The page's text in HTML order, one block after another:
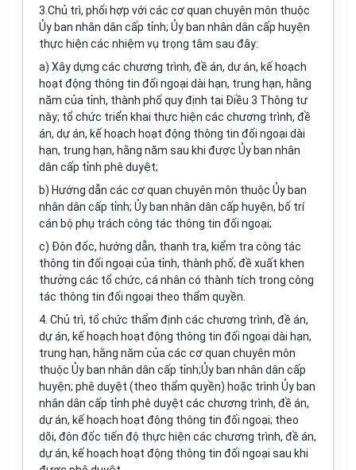
3.Chủ trì, phối hợp với các cơ quan chuyên môn thuộc
Ủy ban nhân dân cấp tỉnh; Ủy ban nhân dân cấp huyện
thực hiện các nhiệm vụ trọng tâm sau đây:
a) Xây dựng các chương trình, đề án, dự án, kế hoạch
hoạt động thông tin đối ngoại dài hạn, trung hạn, hằng
năm của tỉnh, thành phố quy định tại Điều 3 Thông tư
này; tổ chức triển khai thực hiện các chương trình, đề
án, dự án, kế hoạch hoạt động thông tin đối ngoại dài
hạn, trung hạn, hằng năm sau khi được Ủy ban nhân
dân cấp tỉnh phê duyệt;
b) Hướng dẫn các cơ quan chuyên môn thuộc Ủy ban
nhân dân cấp tỉnh; Ủy ban nhân dân cấp huyện, bố trí
cán bộ phụ trách công tác thông tin đối ngoại;
c) Đôn đốc, hướng dẫn, thanh tra, kiểm tra công tác
thông tin đối ngoại của tỉnh, thành phố; đề xuất khen
thưởng các tổ chức, cá nhân có thành tích trong công
tác thông tin đối ngoại theo thẩm quyền.
4. Chủ trì, tổ chức thẩm định các chương trình, đề án,
dự án, kế hoạch hoạt động thông tin đối ngoại dài hạn,
trung hạn, hằng năm của các cơ quan chuyên môn
thuộc Ủy ban nhân dân cấp tỉnh;Ủy ban nhân dân cấp
huyện; phê duyệt (theo thẩm quyền) hoặc trình Ủy ban
nhân dân cấp tỉnh phê duyệt các chương trình, đề án,
dự án, kế hoạch hoạt động thông tin đối ngoại; theo
dõi, đôn đốc tiến độ thực hiện các chương trình, đề án,
dự án, kế hoạch hoạt động thông tin đối ngoại sau khi